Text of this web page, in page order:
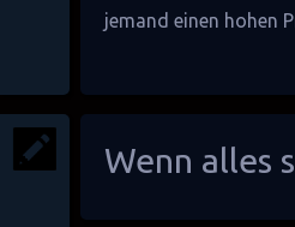
jemand einen hohen
Wenn alles